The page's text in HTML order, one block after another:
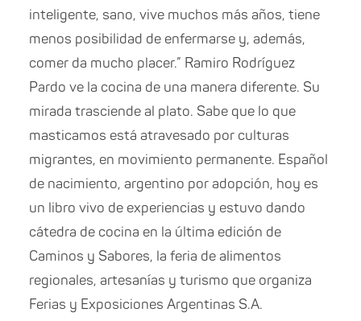
inteligente, sano, vive muchos más años, tiene
menos posibilidad de enfermarse y, además,
comer da mucho placer.” Ramiro Rodríguez
Pardo ve la cocina de una manera diferente. Su
mirada trasciende al plato. Sabe que lo que
masticamos está atravesado por culturas
migrantes, en movimiento permanente. Español
de nacimiento, argentino por adopción, hoy es
un libro vivo de experiencias y estuvo dando
cátedra de cocina en la última edición de
Caminos y Sabores, la feria de alimentos
regionales, artesanías y turismo que organiza
Ferias y Exposiciones Argentinas S.A.